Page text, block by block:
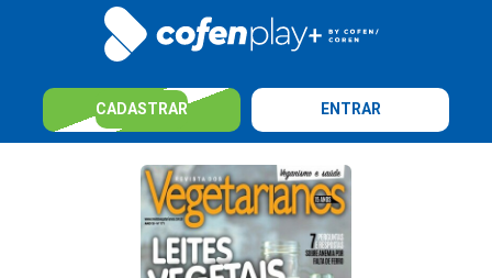
CADASTRAR ENTRAR